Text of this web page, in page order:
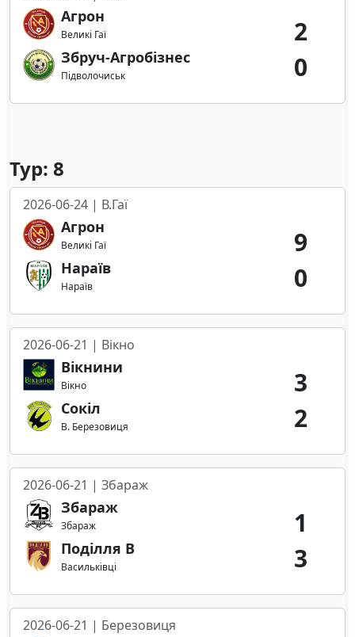
Агрон
Великі Гаї
Збруч-Агробізнес
Підволочиськ
2
0
Тур: 8
2026-06-24 | В.Гаї
Агрон
Великі Гаї
Нараїв
Нараїв
9
0
2026-06-21 | Вікно
Вікнини
Вікно
Сокіл
В. Березовиця
3
2
2026-06-21 | Збараж
Збараж
Збараж
Поділля В
Васильківці
1
3
2026-06-21 | Березовиця